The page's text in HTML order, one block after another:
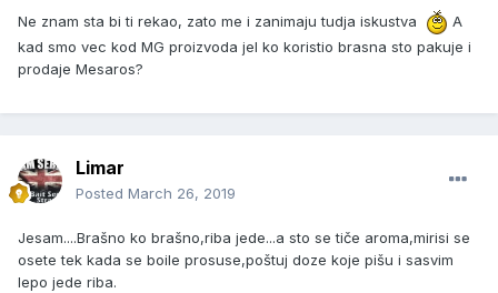
Ne znam sta bi ti rekao, zato me i zanimaju tudja iskustva
A
kad smo vec kod MG proizvoda jel ko koristio brasna sto pakuje i
prodaje Mesaros?
Limar
Posted March 26, 2019
Jesam....Brašno ko brašno,riba jede...a sto se tiče aroma,mirisi se
osete tek kada se boile prosuse,poštuj doze koje pišu i sasvim
lepo jede riba.